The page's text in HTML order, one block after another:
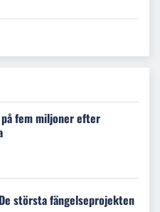
på fem miljoner efter
största fängelseprojekten